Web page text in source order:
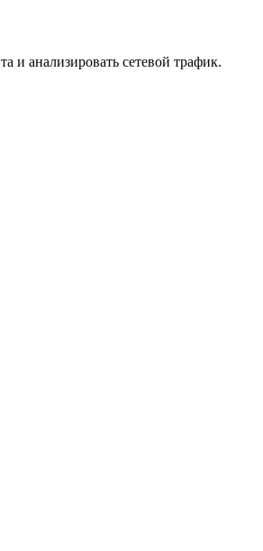
и анализировать сетевой трафик.